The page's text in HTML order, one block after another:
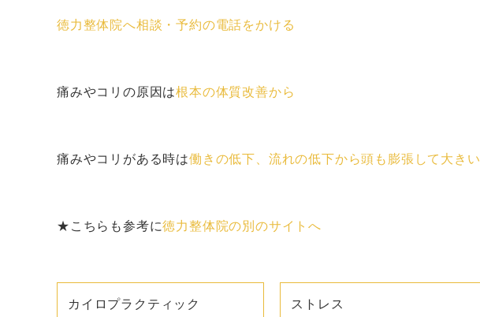
徳力整体院へ相談・予約の電話をかける
痛みやコリの原因は根本の体質改善から
痛みやコリがある時は働きの低下、流れの低下から頭も膨張して大きい
★こちらも参考に徳力整体院の別のサイトへ
カイロプラクティック ストレス